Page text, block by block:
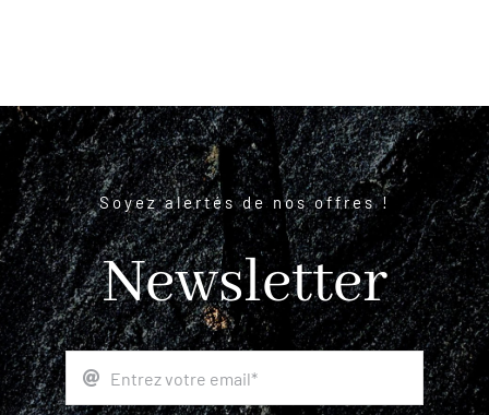
Soyez alertés de nos offres !
Newsletter